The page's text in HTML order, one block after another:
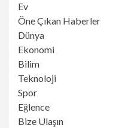
Ev
Öne Çıkan Haberler
Dünya
Ekonomi
Bilim
Teknoloji
Spor
Eğlence
Bize Ulaşın